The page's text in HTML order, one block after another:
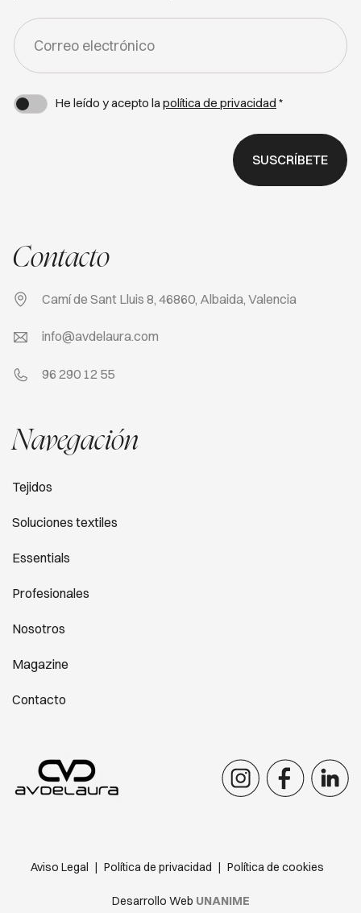
FORM
NEWSLETTER
He leído y acepto lapolítica de privacidad *
SUSCRÍBETE
Contacto
Camí de Sant Lluis 8, 46860, Albaida, Valencia
info@avdelaura.com
96 290 12 55
Navegación
Tejidos
Soluciones textiles
Essentials
Profesionales
Nosotros
Magazine
Contacto
Aviso Legal | Política de privacidad | Política de cookies
Desarrollo Web UNANIME